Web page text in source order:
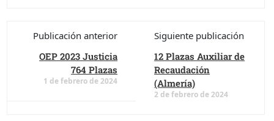
Publicación anterior
OEP 2023 Justicia
764 Plazas
1 de febrero de 2024
Siguiente publicación
12 Plazas Auxiliar de
Recaudación
(Almería)
2 de febrero de 2024